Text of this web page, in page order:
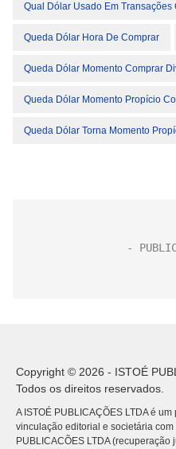
Qual Dólar Usado Em Transações
Queda Dólar Hora De Comprar
Queda Dólar Momento Comprar
Queda Dólar Momento Propício
Queda Dólar Torna Momento
Copyright © 2026 - ISTOÉ
Todos os direitos reservados.
A ISTOÉ PUBLICAÇÕES LTDA é
vinculação editorial e societária com
PUBLICACÕES LTDA